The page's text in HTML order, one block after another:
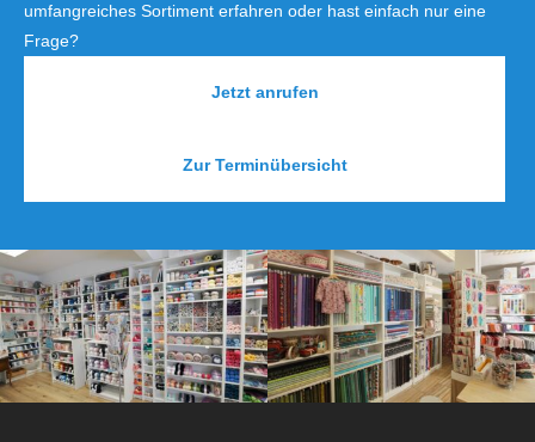
umfangreiches Sortiment erfahren oder hast einfach nur eine
Frage?
Jetzt anrufen
Zur Terminübersicht